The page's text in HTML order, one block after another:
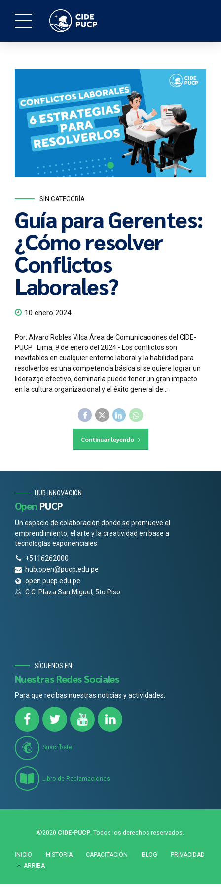
SIN CATEGORÍA
Guía para Gerentes:
¿Cómo resolver
Conflictos
Laborales?
10 enero 2024
Por: Alvaro Robles Vilca Área de Comunicaciones del CIDE-
PUCP Lima, 9 de enero del 2024.- Los conflictos son
inevitables en cualquier entorno laboral y la habilidad para
resolverlos es una competencia básica si se quiere lograr un
liderazgo efectivo, dominarla puede tener un gran impacto
en la cultura organizacional y el éxito general de...
Continuar leyendo
HUB INNOVACIÓN
Open PUCP
Un espacio de colaboración donde se promueve el
emprendimiento, el arte y la creatividad en base a
tecnologías exponenciales.
+5116262000
hub.open@pucp.edu.pe
open.pucp.edu.pe
C.C. Plaza San Miguel, 5to Piso
SÍGUENOS EN
Nuestras Redes Sociales
Para que recibas nuestras noticias y actividades.
Suscríbete
Libro de Reclamaciones
©2020 CIDE-PUCP . Todos los derechos reservados.
INICIO HISTORIA CAPACITACIÓN BLOG
PRIVACIDAD
ARRIBA